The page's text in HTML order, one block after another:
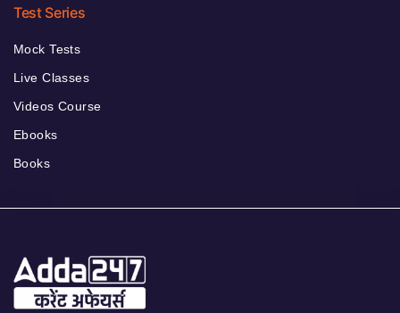
Test Series
Mock Tests
Live Classes
Videos Course
Ebooks
Books